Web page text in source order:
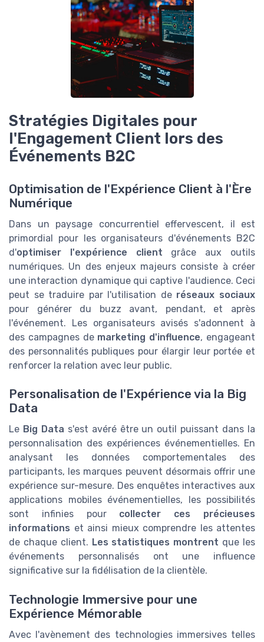
Stratégies Digitales pour
l'Engagement Client lors des
Événements B2C
Optimisation de l'Expérience Client à l'Ère
Numérique
Dans un paysage concurrentiel effervescent, il est
primordial pour les organisateurs d'événements B2C
d'optimiser l'expérience client grâce aux outils
numériques. Un des enjeux majeurs consiste à créer
une interaction dynamique qui captive l'audience. Ceci
peut se traduire par l'utilisation de réseaux sociaux
pour générer du buzz avant, pendant, et après
l'événement. Les organisateurs avisés s'adonnent à
des campagnes de marketing d'influence, engageant
des personnalités publiques pour élargir leur portée et
renforcer la relation avec leur public.
Personalisation de l'Expérience via la Big
Data
Le Big Data s'est avéré être un outil puissant dans la
personnalisation des expériences événementielles. En
analysant les données comportementales des
participants, les marques peuvent désormais offrir une
expérience sur-mesure. Des enquêtes interactives aux
applications mobiles événementielles, les possibilités
sont infinies pour collecter ces précieuses
informations et ainsi mieux comprendre les attentes
de chaque client. Les statistiques montrent que les
événements personnalisés ont une influence
significative sur la fidélisation de la clientèle.
Technologie Immersive pour une
Expérience Mémorable
Avec l'avènement des technologies immersives telles